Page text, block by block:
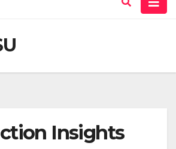
Insights